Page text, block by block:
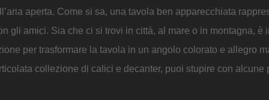
aperta. Come si sa, una tavola ben apparecchiata
gli amici. Sia che ci si trovi in città, al mare o in montagna, è
per trasformare la tavola in un angolo colorato e allegro
collezione di calici e decanter, puoi stupire con alcune